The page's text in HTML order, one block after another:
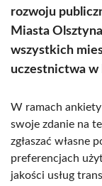
rozwoju
Miasta
wszystkich
uczestnictwa w
W ramach
swoje zdanie na
zgłaszać własne
preferencjach
jakości usług